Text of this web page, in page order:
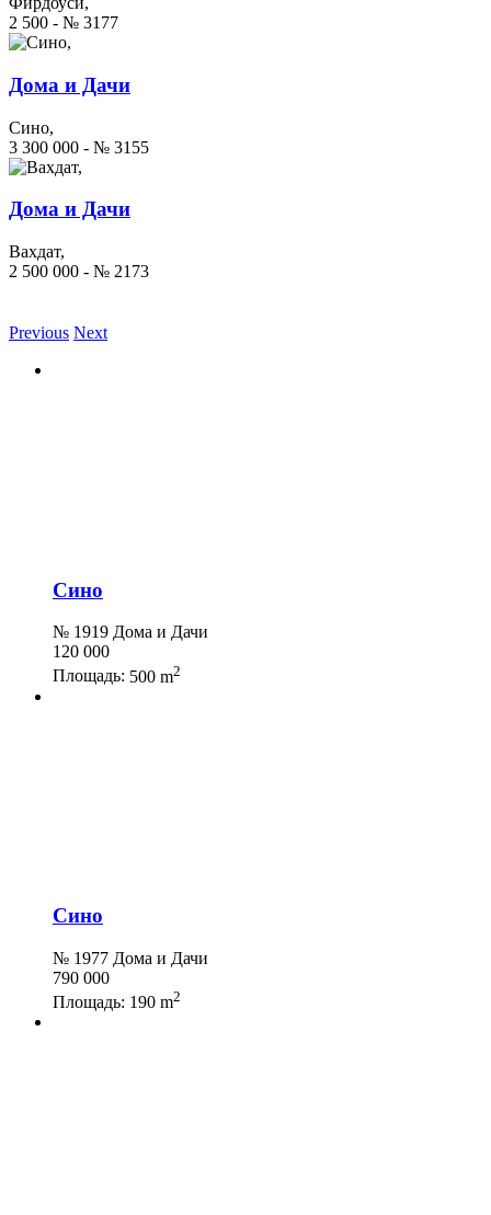
2 500 - № 3177
Дома и Дачи
Сино,
3 300 000 - № 3155
Дома и Дачи
Вахдат,
2 500 000 - № 2173
Previous Next
Сино
№ 1919 Дома и Дачи
120 000
Площадь: 500 m2
Сино
№ 1977 Дома и Дачи
790 000
Площадь: 190 m2